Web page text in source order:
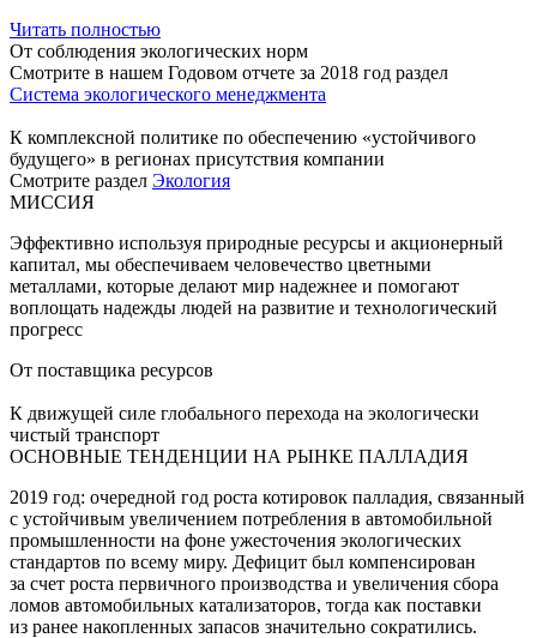
Читать полностью
От соблюдения экологических норм
Смотрите в нашем Годовом отчете за 2018 год раздел
Система экологического менеджмента
К комплексной политике по обеспечению «устойчивого
будущего» в регионах присутствия компании
Смотрите раздел Экология
МИССИЯ
Эффективно используя природные ресурсы и акционерный
капитал, мы обеспечиваем человечество цветными
металлами, которые делают мир надежнее и помогают
воплощать надежды людей на развитие и технологический
прогресс
От поставщика ресурсов
К движущей силе глобального перехода на экологически
чистый транспорт
ОСНОВНЫЕ ТЕНДЕНЦИИ НА РЫНКЕ ПАЛЛАДИЯ
2019 год: очередной год роста котировок палладия, связанный
с устойчивым увеличением потребления в автомобильной
промышленности на фоне ужесточения экологических
стандартов по всему миру. Дефицит был компенсирован
за счет роста первичного производства и увеличения сбора
ломов автомобильных катализаторов, тогда как поставки
из ранее накопленных запасов значительно сократились.